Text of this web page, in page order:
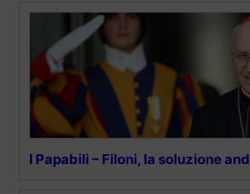
I Papabili – Filoni, la soluzione